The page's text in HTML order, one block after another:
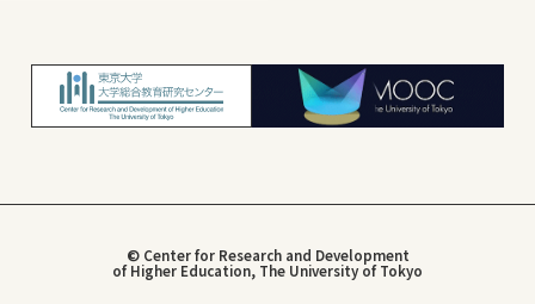
© Center for Research and Development
of Higher Education, The University of Tokyo